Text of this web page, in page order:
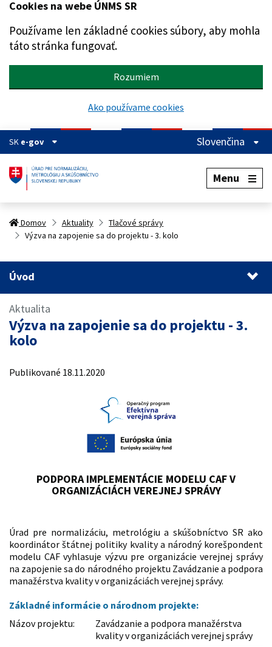
Preskočiť na hlavný obsah
Cookies na webe ÚNMS SR
Používame len základné cookies súbory, aby mohla
táto stránka fungovať.
Rozumiem
Ako používame cookies
SK e-gov Slovenčina
Menu
Domov Aktuality
Tlačové správy
Výzva na zapojenie sa do projektu - 3. kolo
Úvod
Úvod
1. PODPORA IMPLEMENTÁCIE MODELU CAF V
ORGANIZÁCIÁCH VEREJNEJ SPRÁVY
Aktualita
Výzva na zapojenie sa do projektu - 3.
kolo
Publikované 18.11.2020
PODPORA IMPLEMENTÁCIE MODELU CAF V
ORGANIZÁCIÁCH VEREJNEJ SPRÁVY
Úrad pre normalizáciu, metrológiu a skúšobníctvo SR ako
koordinátor štátnej politiky kvality a národný korešpondent
modelu CAF vyhlasuje výzvu pre organizácie verejnej správy
na zapojenie sa do národného projektu Zavádzanie a podpora
manažérstva kvality v organizáciách verejnej správy.
Základné informácie o národnom projekte:
Názov projektu:
Zavádzanie a podpora manažérstva
kvality v organizáciách verejnej správy